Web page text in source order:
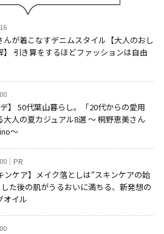
んが着こなすデニムスタイル【大人のおし
】 引き算をするほどファッションは自由
デ】 50代葉山暮らし。「20代からの愛用
大人の夏カジュアル8選 ～ 桐野恵美さん
～
PR
ンケア】メイク落としは“スキンケアの始
した後の肌がうるおいに満ちる、新発想の
オイル